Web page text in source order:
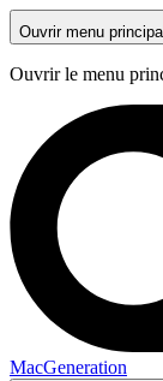
Ouvrir menu principal
Ouvrir le menu
MacGeneration